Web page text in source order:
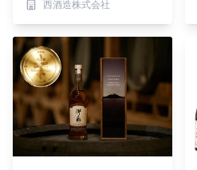
スト同時受賞
西酒造株式会社